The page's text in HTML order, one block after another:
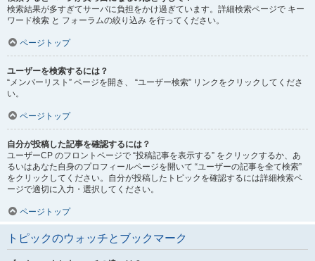
検索結果が多すぎてサーバに負担をかけ過ぎています。詳細検索ページで キー
ワード検索 と フォーラムの絞り込み を行ってください。
ページトップ
ユーザーを検索するには？
“メンバーリスト” ページを開き、 “ユーザー検索” リンクをクリックしてくださ
い。
ページトップ
自分が投稿した記事を確認するには？
ユーザーCP のフロントページで “投稿記事を表示する” をクリックするか、あ
るいはあなた自身のプロフィールページを開いて “ユーザーの記事を全て検索”
をクリックしてください。自分が投稿したトピックを確認するには詳細検索ペ
ージで適切に入力・選択してください。
ページトップ
トピックのウォッチとブックマーク